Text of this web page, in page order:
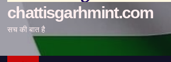
chattisgarhmint.com
सच की बात है